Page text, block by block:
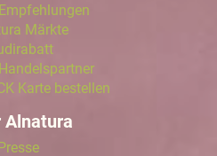
Märkte
Karte bestellen
Alnatura